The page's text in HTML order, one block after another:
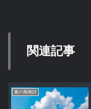
関連記事
夏の風物詩